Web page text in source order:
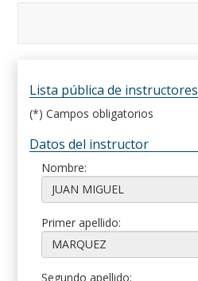
Lista pública de instructores
(*) Campos obligatorios
Datos del instructor
Nombre:
Primer apellido:
Segundo apellido: